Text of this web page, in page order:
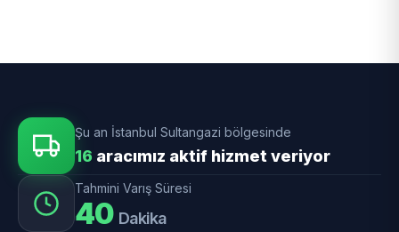
Şu an İstanbul Sultangazi bölgesinde
16 aracımız aktif hizmet veriyor
Tahmini Varış Süresi
40 Dakika